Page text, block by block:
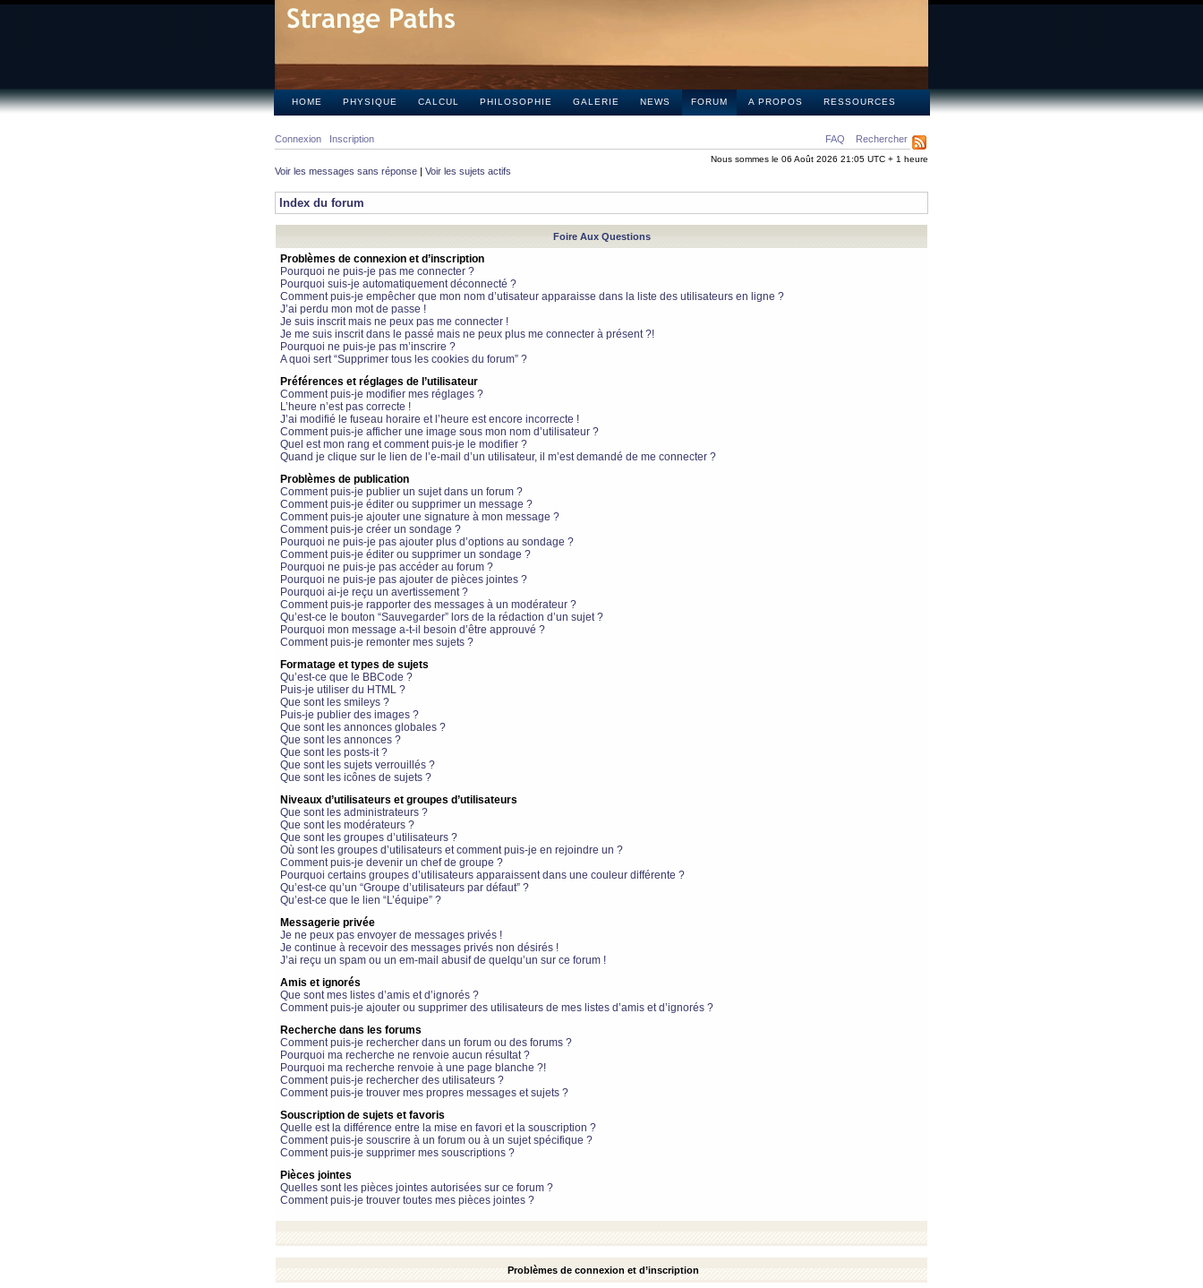
HOME PHYSIQUE CALCUL PHILOSOPHIE GALERIE NEWS FORUM A PROPOS RESSOURCES
FAQ Rechercher
Connexion Inscription
Nous sommes le 06 Août 2026 21:05 UTC + 1 heure
Voir les messages sans réponse | Voir les sujets actifs
Index du forum
Foire Aux Questions
Problèmes de connexion et d’inscription
Pourquoi ne puis-je pas me connecter ?
Pourquoi suis-je automatiquement déconnecté ?
Comment puis-je empêcher que mon nom d’utisateur apparaisse dans la liste des utilisateurs en ligne ?
J’ai perdu mon mot de passe !
Je suis inscrit mais ne peux pas me connecter !
Je me suis inscrit dans le passé mais ne peux plus me connecter à présent ?!
Pourquoi ne puis-je pas m’inscrire ?
A quoi sert “Supprimer tous les cookies du forum” ?
Préférences et réglages de l’utilisateur
Comment puis-je modifier mes réglages ?
L’heure n’est pas correcte !
J’ai modifié le fuseau horaire et l’heure est encore incorrecte !
Comment puis-je afficher une image sous mon nom d’utilisateur ?
Quel est mon rang et comment puis-je le modifier ?
Quand je clique sur le lien de l’e-mail d’un utilisateur, il m’est demandé de me connecter ?
Problèmes de publication
Comment puis-je publier un sujet dans un forum ?
Comment puis-je éditer ou supprimer un message ?
Comment puis-je ajouter une signature à mon message ?
Comment puis-je créer un sondage ?
Pourquoi ne puis-je pas ajouter plus d’options au sondage ?
Comment puis-je éditer ou supprimer un sondage ?
Pourquoi ne puis-je pas accéder au forum ?
Pourquoi ne puis-je pas ajouter de pièces jointes ?
Pourquoi ai-je reçu un avertissement ?
Comment puis-je rapporter des messages à un modérateur ?
Qu’est-ce le bouton “Sauvegarder” lors de la rédaction d’un sujet ?
Pourquoi mon message a-t-il besoin d’être approuvé ?
Comment puis-je remonter mes sujets ?
Formatage et types de sujets
Qu’est-ce que le BBCode ?
Puis-je utiliser du HTML ?
Que sont les smileys ?
Puis-je publier des images ?
Que sont les annonces globales ?
Que sont les annonces ?
Que sont les posts-it ?
Que sont les sujets verrouillés ?
Que sont les icônes de sujets ?
Niveaux d’utilisateurs et groupes d’utilisateurs
Que sont les administrateurs ?
Que sont les modérateurs ?
Que sont les groupes d’utilisateurs ?
Où sont les groupes d’utilisateurs et comment puis-je en rejoindre un ?
Comment puis-je devenir un chef de groupe ?
Pourquoi certains groupes d’utilisateurs apparaissent dans une couleur différente ?
Qu’est-ce qu’un “Groupe d’utilisateurs par défaut” ?
Qu’est-ce que le lien “L’équipe” ?
Messagerie privée
Je ne peux pas envoyer de messages privés !
Je continue à recevoir des messages privés non désirés !
J’ai reçu un spam ou un em-mail abusif de quelqu’un sur ce forum !
Amis et ignorés
Que sont mes listes d’amis et d’ignorés ?
Comment puis-je ajouter ou supprimer des utilisateurs de mes listes d’amis et d’ignorés ?
Recherche dans les forums
Comment puis-je rechercher dans un forum ou des forums ?
Pourquoi ma recherche ne renvoie aucun résultat ?
Pourquoi ma recherche renvoie à une page blanche ?!
Comment puis-je rechercher des utilisateurs ?
Comment puis-je trouver mes propres messages et sujets ?
Souscription de sujets et favoris
Quelle est la différence entre la mise en favori et la souscription ?
Comment puis-je souscrire à un forum ou à un sujet spécifique ?
Comment puis-je supprimer mes souscriptions ?
Pièces jointes
Quelles sont les pièces jointes autorisées sur ce forum ?
Comment puis-je trouver toutes mes pièces jointes ?
Problèmes de connexion et d’inscription